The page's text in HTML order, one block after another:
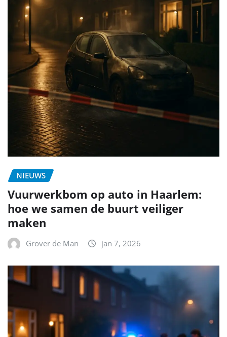
NIEUWS
Vuurwerkbom op auto in Haarlem:
hoe we samen de buurt veiliger
maken
Grover de Man jan 7, 2026